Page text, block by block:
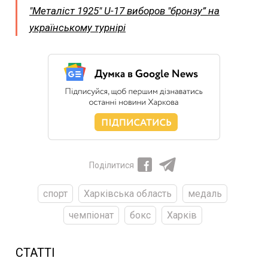
"Металіст 1925" U-17 виборов "бронзу” на
українському турнірі
Поділитися
спорт Харківська область
медаль
чемпіонат
бокс Харків
СТАТТІ